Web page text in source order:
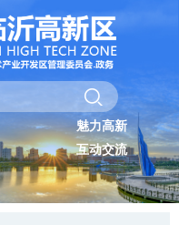
魅力高新
互动交流